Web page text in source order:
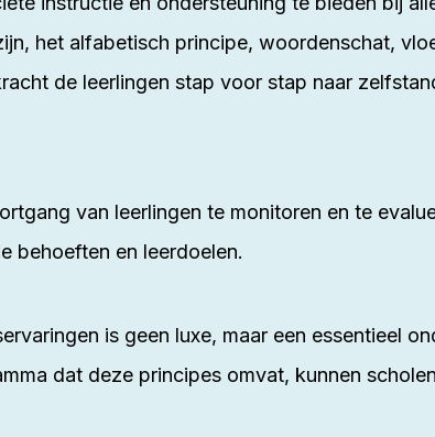
het alfabetisch principe, woordenschat,
de leerlingen stap voor stap naar
van leerlingen te monitoren en te
behoeften en leerdoelen.
is geen luxe, maar een essentieel
dat deze principes omvat, kunnen